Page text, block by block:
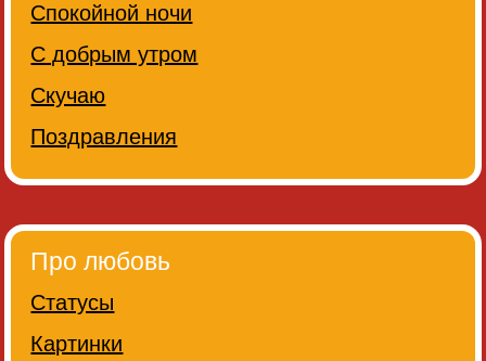
Спокойной ночи
С добрым утром
Скучаю
Поздравления
Про любовь
Статусы
Картинки